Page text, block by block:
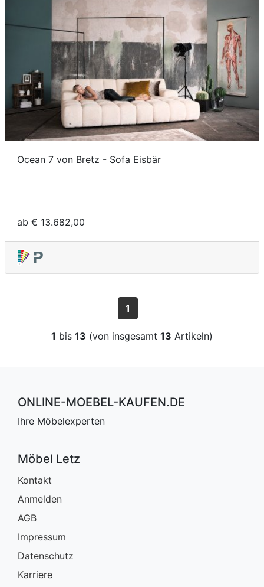
Ocean 7 von Bretz - Sofa Eisbär
ab € 13.682,00
1
1 bis 13 (von insgesamt 13 Artikeln)
ONLINE-MOEBEL-KAUFEN.DE
Ihre Möbelexperten
Möbel Letz
Kontakt
Anmelden
AGB
Impressum
Datenschutz
Karriere